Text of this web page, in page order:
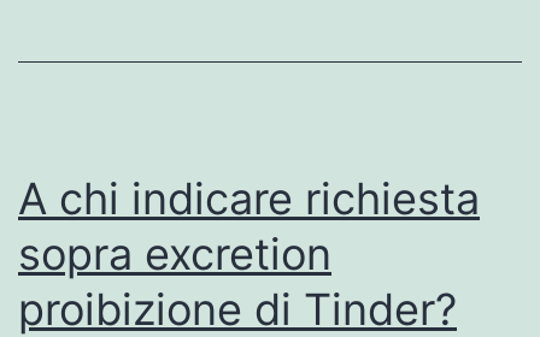
A chi indicare richiesta
sopra excretion
proibizione di Tinder?